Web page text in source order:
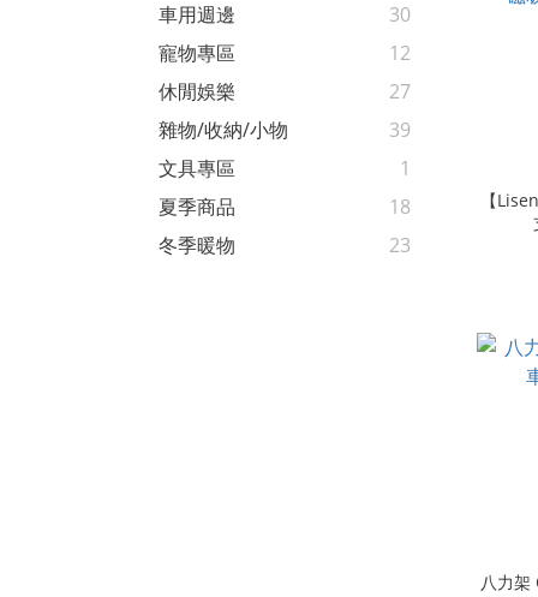
車用週邊
30
寵物專區
12
休閒娛樂
27
雜物/收納/小物
39
文具專區
1
夏季商品
18
冬季暖物
23
【
八力